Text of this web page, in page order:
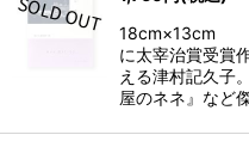
18cm×13cm
に太宰治賞受賞
える津村記久子
屋のネネ』など